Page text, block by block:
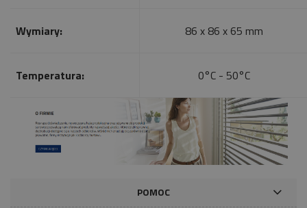
Wymiary: 86 x 86 x 65 mm
Temperatura: 0°C - 50°C
POMOC